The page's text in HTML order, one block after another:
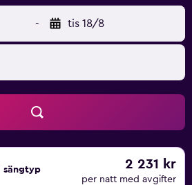
- tis 18/8
sängtyp 2 231 kr
per natt med avgifter